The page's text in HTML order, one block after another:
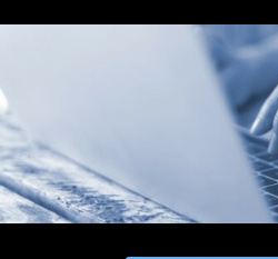
Productos relacionados